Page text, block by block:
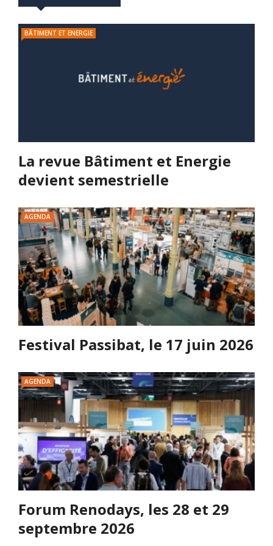
BÂTIMENT ET ENERGIE
La revue Bâtiment et Energie
devient semestrielle
AGENDA
Festival Passibat, le 17 juin 2026
AGENDA
Forum Renodays, les 28 et 29
septembre 2026